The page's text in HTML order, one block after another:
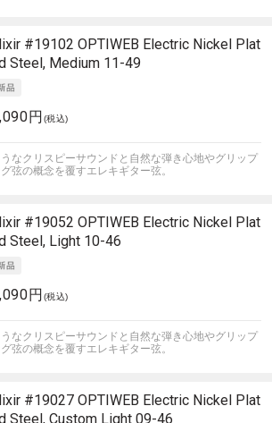
#19102 OPTIWEB Electric Nickel Plat
Steel, Medium 11-49
円 (税込)
なクリスピーサウンドと自然な弾き心地やグリップ
弦の概念を覆すエレキギター弦。
#19052 OPTIWEB Electric Nickel Plat
Steel, Light 10-46
円 (税込)
なクリスピーサウンドと自然な弾き心地やグリップ
弦の概念を覆すエレキギター弦。
#19027 OPTIWEB Electric Nickel Plat
Steel, Custom Light 09-46